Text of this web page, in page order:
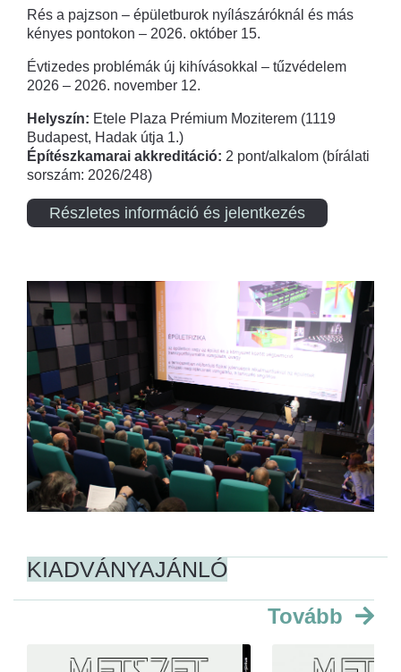
Rés a pajzson – épületburok nyílászáróknál és más
kényes pontokon – 2026. október 15.
Évtizedes problémák új kihívásokkal – tűzvédelem
2026 – 2026. november 12.
Helyszín: Etele Plaza Prémium Moziterem (1119
Budapest, Hadak útja 1.)
Építészkamarai akkreditáció: 2 pont/alkalom (bírálati
sorszám: 2026/248)
Részletes információ és jelentkezés
KIADVÁNYAJÁNLÓ
Tovább